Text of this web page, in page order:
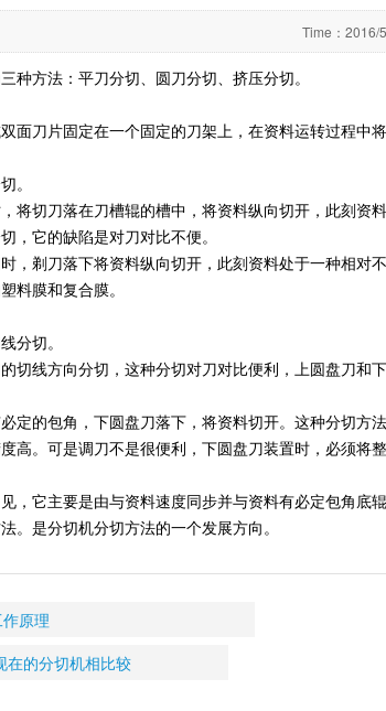
Time： 2016/
种方法：平刀分切、圆刀分切、挤压分切。
面刀片固定在一个固定的刀架上，在资料运转过程中
。
将切刀落在刀槽辊的槽中，将资料纵向切开，此刻
，它的缺陷是对刀对比不便。
，剃刀落下将资料纵向切开，此刻资料处于一种相对
料膜和复合膜。
分切。
切线方向分切，这种分切对刀对比便利，上圆盘刀
定的包角，下圆盘刀落下，将资料切开。这种分切方
高。可是调刀不是很便利，下圆盘刀装置时，必须将
，它主要是由与资料速度同步并与资料有必定包角
。是分切机分切方法的一个发展方向。
原理
在的分切机相比较